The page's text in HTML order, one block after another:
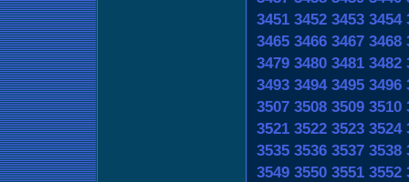
3451 3452 3453 3454
3465 3466 3467 3468
3479 3480 3481 3482
3493 3494 3495 3496
3507 3508 3509 3510
3521 3522 3523 3524
3535 3536 3537 3538
3549 3550 3551 3552